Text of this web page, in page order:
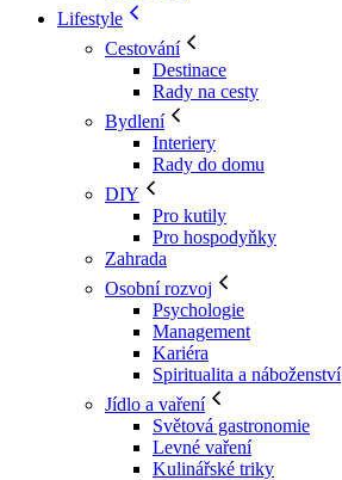
Lifestyle
Cestování
Destinace
Rady na cesty
Bydlení
Interiery
Rady do domu
DIY
Pro kutily
Pro hospodyňky
Zahrada
Osobní rozvoj
Psychologie
Management
Kariéra
Spiritualita a náboženství
Jídlo a vaření
Světová gastronomie
Levné vaření
Kulinářské triky